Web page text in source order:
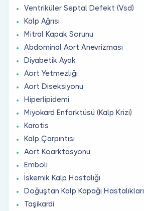
Ventriküler Septal Defekt (Vsd)
Kalp Ağrısı
Mitral Kapak Sorunu
Abdominal Aort Anevrizması
Diyabetik Ayak
Aort Yetmezliği
Aort Diseksiyonu
Hiperlipidemi
Miyokard Enfarktüsü (Kalp Krizi)
Karotis
Kalp Çarpıntısı
Aort Koarktasyonu
Emboli
İskemik Kalp Hastalığı
Doğuştan Kalp Kapağı Hastalıkları
Taşikardi